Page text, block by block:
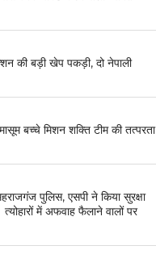
की बड़ी खेप पकड़ी, दो नेपाली
मासूम बच्चे मिशन शक्ति टीम की तत्परता
पुलिस, एसपी ने किया सुरक्षा
में अफवाह फैलाने वालों पर